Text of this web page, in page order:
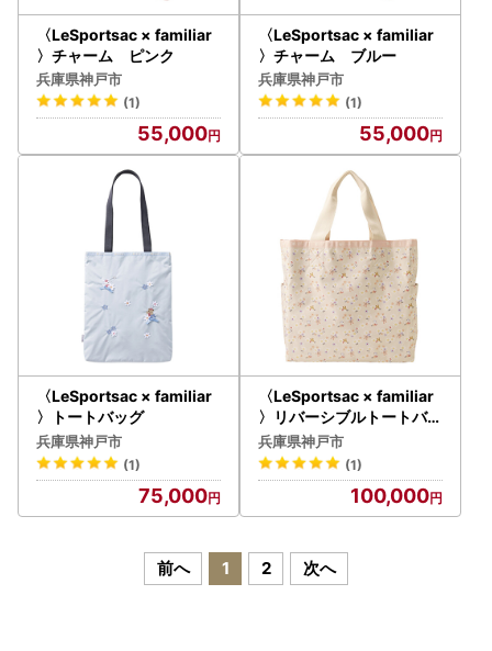
〈LeSportsac × familiar
〉チャーム ピンク
兵庫県神戸市
(1)
55,000
〈LeSportsac × familiar
〉チャーム ブルー
兵庫県神戸市
(1)
55,000
〈LeSportsac × familiar
〉トートバッグ
兵庫県神戸市
(1)
75,000
〈LeSportsac × familiar
〉リバーシブルトートバッ
グ
兵庫県神戸市
(1)
100,000
前へ 1 2 次へ